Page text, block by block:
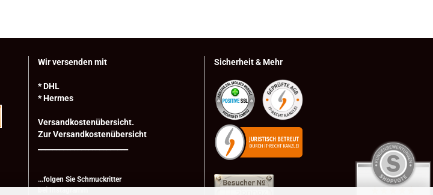
Wir versenden mit
* DHL
* Hermes
Versandkostenübersicht.
Zur Versandkostenübersicht
...folgen Sie Schmuckritter
Sicherheit & Mehr